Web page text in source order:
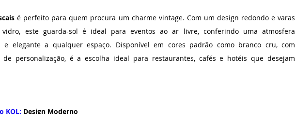
é perfeito para quem procura um charme vintage. Com um design redondo e varas
este guarda-sol é ideal para eventos ao ar livre, conferindo uma atmosfera
e elegante a qualquer espaço. Disponível em cores padrão como branco cru, com
de personalização, é a escolha ideal para restaurantes, cafés e hotéis que desejam
KOL: Design Moderno